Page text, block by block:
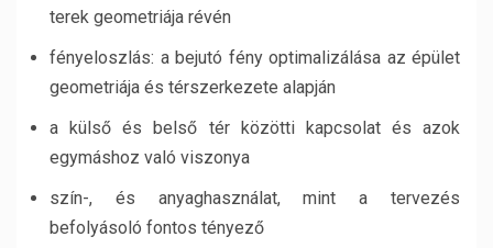
terek geometriája révén
fényeloszlás: a bejutó fény optimalizálása az épület
geometriája és térszerkezete alapján
a külső és belső tér közötti kapcsolat és azok
egymáshoz való viszonya
szín-, és anyaghasználat, mint a tervezés
befolyásoló fontos tényező